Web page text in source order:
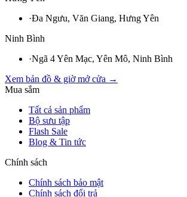
·Đa Ngưu, Văn Giang, Hưng Yên
Ninh Bình
·Ngã 4 Yên Mạc, Yên Mô, Ninh Bình
Xem bản đồ & giờ mở cửa →
Mua sắm
Tất cả sản phẩm
Bộ sưu tập
Flash Sale
Blog & Tin tức
Chính sách
Chính sách bảo mật
Chính sách đổi trả